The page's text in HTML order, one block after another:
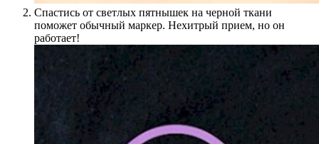
Спастись от светлых пятнышек на черной ткани
поможет обычный маркер. Нехитрый прием, но он
работает!